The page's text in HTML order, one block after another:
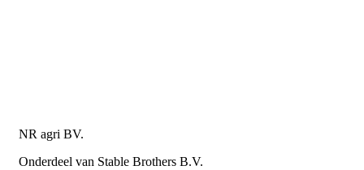
NR agri BV.
Onderdeel van Stable Brothers B.V.